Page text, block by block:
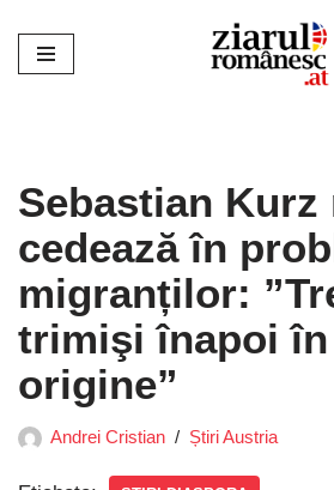
Sari
Sebastian Kurz
cedează în
migranților:
trimişi înapoi
origine”
Andrei Cristian Știri Austria